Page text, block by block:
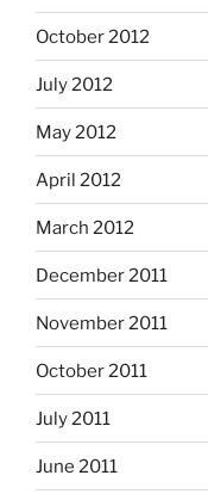
October 2012
July 2012
May 2012
April 2012
March 2012
December 2011
November 2011
October 2011
July 2011
June 2011